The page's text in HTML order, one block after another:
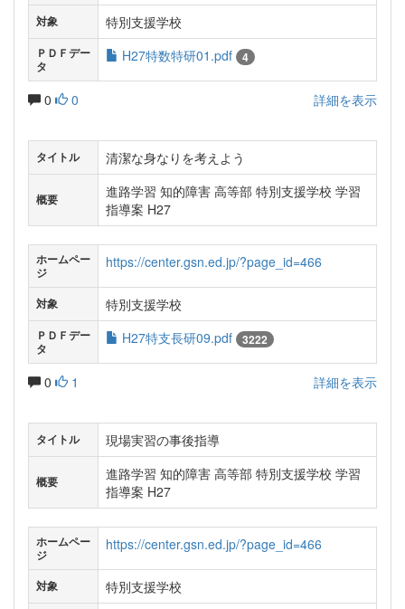
対象 特別支援学校
ＰＤＦデー
タ
H27特数特研01.pdf 4
0 0 詳細を表示
タイトル 清潔な身なりを考えよう
概要
進路学習 知的障害 高等部 特別支援学校 学習
指導案 H27
ホームペー
ジ
https://center.gsn.ed.jp/?page_id=466
対象 特別支援学校
ＰＤＦデー
タ
H27特支長研09.pdf 3222
0 1 詳細を表示
タイトル 現場実習の事後指導
概要
進路学習 知的障害 高等部 特別支援学校 学習
指導案 H27
ホームペー
ジ
https://center.gsn.ed.jp/?page_id=466
対象 特別支援学校